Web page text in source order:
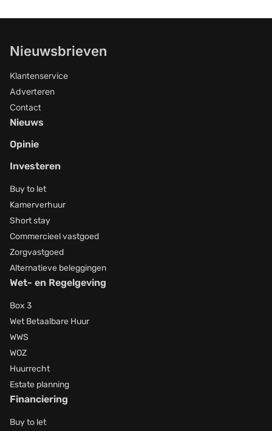
Nieuwsbrieven
Klantenservice
Adverteren
Contact
Nieuws
Opinie
Investeren
Buy to let
Kamerverhuur
Short stay
Commercieel vastgoed
Zorgvastgoed
Alternatieve beleggingen
Wet- en Regelgeving
Box 3
Wet Betaalbare Huur
WWS
WOZ
Huurrecht
Estate planning
Financiering
Buy to let